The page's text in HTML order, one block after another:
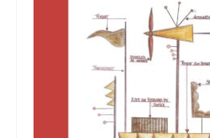
Neuerscheinungen von
Ausschreibungen
Leipziger Lyrikbibliothek
Lyrikschaufenster im